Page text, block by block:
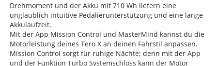
Drehmoment und der Akku mit 710 Wh liefern eine
unglaublich intuitive Pedalierunterstützung und eine lange
Akkulaufzeit.
Mit der App Mission Control und MasterMind kannst du die
Motorleistung deines Tero X an deinen Fahrstil anpassen.
Mission Control sorgt für ruhige Nächte; denn mit der App
und der Funktion Turbo Systemschloss kann der Motor